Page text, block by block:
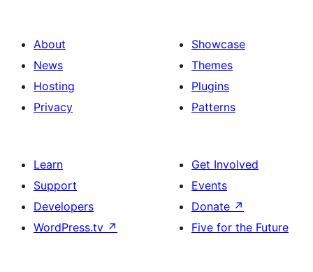
About
News
Hosting
Privacy
Showcase
Themes
Plugins
Patterns
Learn
Support
Developers
WordPress.tv ↗
Get Involved
Events
Donate ↗
Five for the Future